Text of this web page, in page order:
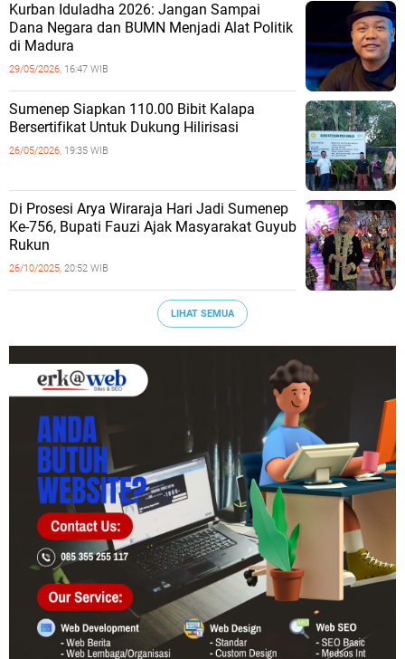
Kurban Iduladha 2026: Jangan Sampai
Dana Negara dan BUMN Menjadi Alat Politik
di Madura
29/05/2026, 16:47 WIB
Sumenep Siapkan 110.00 Bibit Kalapa
Bersertifikat Untuk Dukung Hilirisasi
26/05/2026, 19:35 WIB
Di Prosesi Arya Wiraraja Hari Jadi Sumenep
Ke-756, Bupati Fauzi Ajak Masyarakat Guyub
Rukun
26/10/2025, 20:52 WIB
LIHAT SEMUA